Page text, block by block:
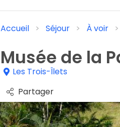
Accueil Séjour À voir
Musée de la
Les Trois-Îlets
Partager